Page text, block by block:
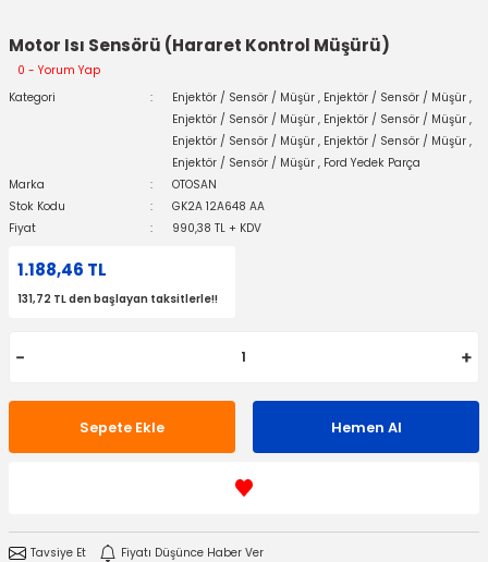
Motor Isı Sensörü (Hararet Kontrol Müşürü)
0 - Yorum Yap
Kategori
Enjektör / Sensör / Müşür , Enjektör / Sensör / Müşür ,
Enjektör / Sensör / Müşür , Enjektör / Sensör / Müşür ,
Enjektör / Sensör / Müşür , Enjektör / Sensör / Müşür ,
Enjektör / Sensör / Müşür , Ford Yedek Parça
Marka
OTOSAN
Stok Kodu
GK2A 12A648 AA
Fiyat
990,38 TL + KDV
1.188,46 TL
131,72 TL den başlayan taksitlerle!!
Sepete Ekle Hemen Al
Tavsiye Et
Fiyatı Düşünce Haber Ver